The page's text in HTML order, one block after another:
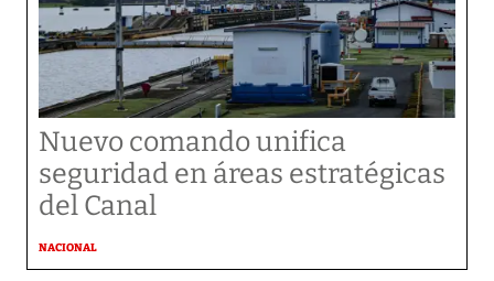
Nuevo comando unifica
seguridad en áreas estratégicas
del Canal
NACIONAL